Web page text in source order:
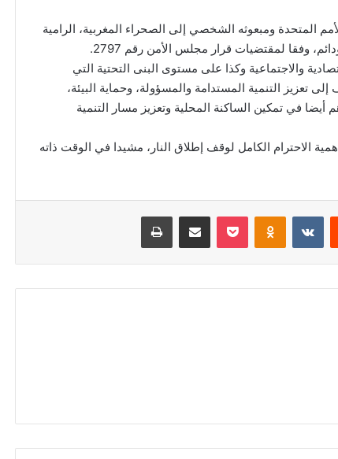
المتحدة ومبعوثه الشخصي إلى الصحراء المغربية، الرامية
وفقا لمقتضيات قرار مجلس الأمن رقم 2797.
والاجتماعية وكذا على مستوى البنى التحتية التي
تعزيز التنمية المستدامة والمسؤولة، وحماية البيئة،
أيضا في تمكين الساكنة المحلية وتعزيز مسار التنمية
الاحترام الكامل لوقف إطلاق النار، مشيدا في الوقت ذاته